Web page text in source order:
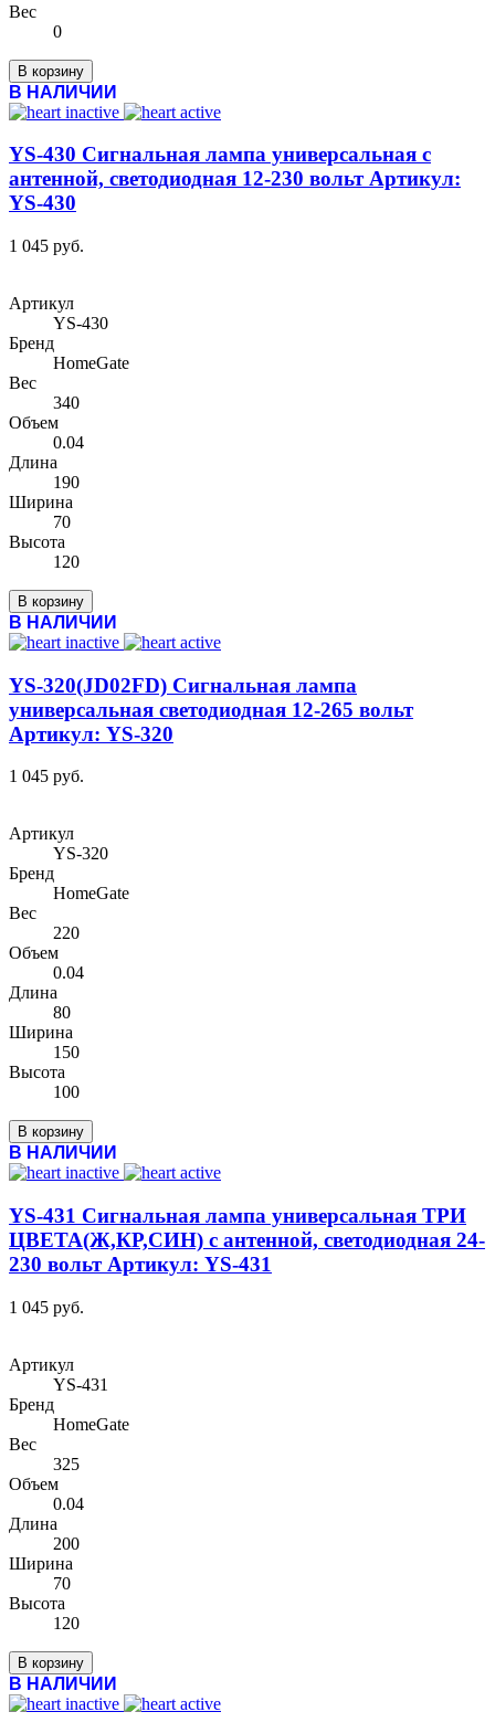
Вес
0
В корзину
В НАЛИЧИИ
YS-430 Сигнальная лампа универсальная с
антенной, светодиодная 12-230 вольт Артикул:
YS-430
1 045 руб.
Артикул
YS-430
Бренд
HomeGate
Вес
340
Объем
0.04
Длина
190
Ширина
70
Высота
120
В корзину
В НАЛИЧИИ
YS-320(JD02FD) Сигнальная лампа
универсальная светодиодная 12-265 вольт
Артикул: YS-320
1 045 руб.
Артикул
YS-320
Бренд
HomeGate
Вес
220
Объем
0.04
Длина
80
Ширина
150
Высота
100
В корзину
В НАЛИЧИИ
YS-431 Сигнальная лампа универсальная ТРИ
ЦВЕТА(Ж,КР,СИН) с антенной, светодиодная 24-
230 вольт Артикул: YS-431
1 045 руб.
Артикул
YS-431
Бренд
HomeGate
Вес
325
Объем
0.04
Длина
200
Ширина
70
Высота
120
В корзину
В НАЛИЧИИ